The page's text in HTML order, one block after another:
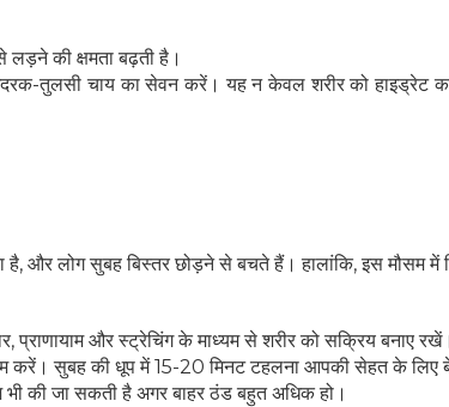
लड़ने की क्षमता बढ़ती है।
तुलसी चाय का सेवन करें। यह न केवल शरीर को हाइड्रेट
है, और लोग सुबह बिस्तर छोड़ने से बचते हैं। हालांकि, इस मौसम
प्राणायाम और स्ट्रेचिंग के माध्यम से शरीर को सक्रिय बनाए रखें।
करें। सुबह की धूप में 15-20 मिनट टहलना आपकी सेहत के लिए
की जा सकती है अगर बाहर ठंड बहुत अधिक हो।
निचे